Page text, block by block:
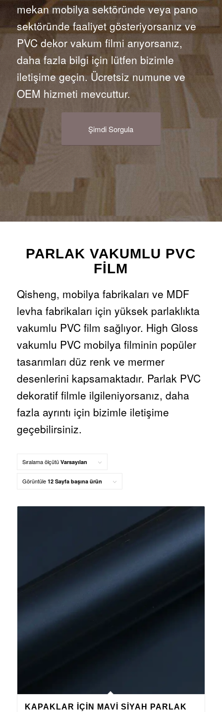
mekan mobilya sektöründe veya pano
sektöründe faaliyet gösteriyorsanız ve
PVC dekor vakum filmi arıyorsanız,
daha fazla bilgi için lütfen bizimle
iletişime geçin. Ücretsiz numune ve
OEM hizmeti mevcuttur.
Şimdi Sorgula
PARLAK VAKUMLU PVC
FILM
Qisheng, mobilya fabrikaları ve MDF
levha fabrikaları için yüksek parlaklıkta
vakumlu PVC film sağlıyor. High Gloss
vakumlu PVC mobilya filminin popüler
tasarımları düz renk ve mermer
desenlerini kapsamaktadır. Parlak PVC
dekoratif filmle ilgileniyorsanız, daha
fazla ayrıntı için bizimle iletişime
geçebilirsiniz.
Sıralama ölçütü Varsayılan
Görüntüle 12 Sayfa başına ürün
KAPAKLAR IÇIN MAVI SIYAH PARLAK